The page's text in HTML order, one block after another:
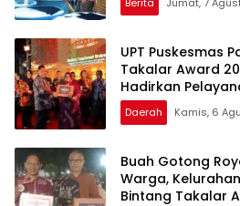
UPT Puskesmas
Takalar Award
Hadirkan
Berkualitas
Daerah Kamis, 6
Buah Gotong
Warga,
Bintang Takalar